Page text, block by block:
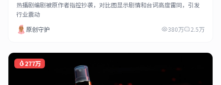
热播剧编剧被原作者指控抄袭，对比图显示剧情和台词高度雷同，引发
行业震动
原创守护
380万 2.5万
277万